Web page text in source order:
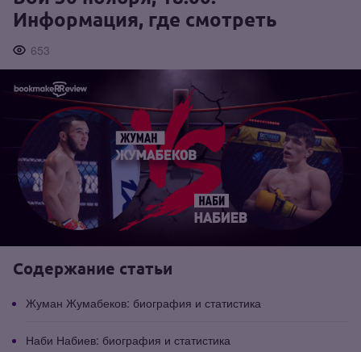
Информация, где смотреть
653
Содержание статьи
Жуман Жумабеков: биография и статистика
Наби Набиев: биография и статистика